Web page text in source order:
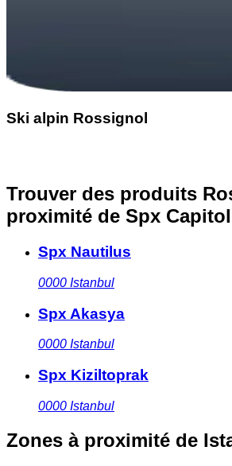
Ski alpin Rossignol
Trouver des produits
proximité de Spx Capitol
Spx Nautilus
0000 Istanbul
Spx Akasya
0000 Istanbul
Spx Kiziltoprak
0000 Istanbul
Zones à proximité de